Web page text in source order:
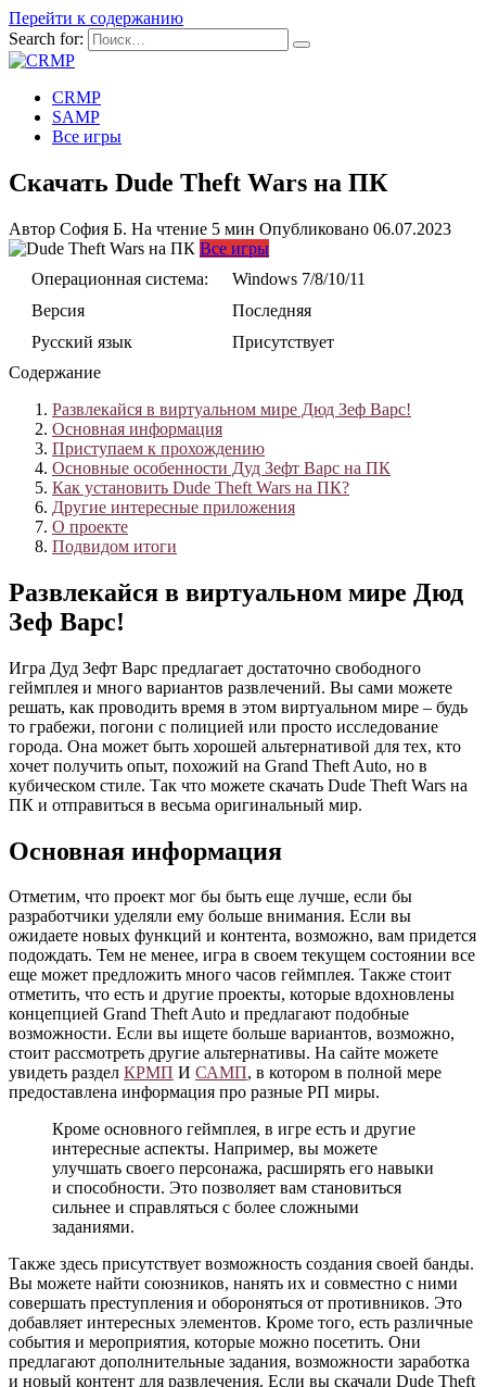
Перейти к содержанию
Search for:
CRMP
SAMP
Все игры
Скачать Dude Theft Wars на ПК
Автор София Б. На чтение 5 мин Опубликовано 06.07.2023
Все игры
Операционная система:
Windows 7/8/10/11
Версия
Последняя
Русский язык
Присутствует
Содержание
Развлекайся в виртуальном мире Дюд Зеф Варс!
Основная информация
Приступаем к прохождению
Основные особенности Дуд Зефт Варс на ПК
Как установить Dude Theft Wars на ПК?
Другие интересные приложения
О проекте
Подвидом итоги
Развлекайся в виртуальном мире Дюд
Зеф Варс!
Игра Дуд Зефт Варс предлагает достаточно свободного
геймплея и много вариантов развлечений. Вы сами можете
решать, как проводить время в этом виртуальном мире – будь
то грабежи, погони с полицией или просто исследование
города. Она может быть хорошей альтернативой для тех, кто
хочет получить опыт, похожий на Grand Theft Auto, но в
кубическом стиле. Так что можете скачать Dude Theft Wars на
ПК и отправиться в весьма оригинальный мир.
Основная информация
Отметим, что проект мог бы быть еще лучше, если бы
разработчики уделяли ему больше внимания. Если вы
ожидаете новых функций и контента, возможно, вам придется
подождать. Тем не менее, игра в своем текущем состоянии все
еще может предложить много часов геймплея. Также стоит
отметить, что есть и другие проекты, которые вдохновлены
концепцией Grand Theft Auto и предлагают подобные
возможности. Если вы ищете больше вариантов, возможно,
стоит рассмотреть другие альтернативы. На сайте можете
увидеть раздел КРМП И САМП, в котором в полной мере
предоставлена информация про разные РП миры.
Кроме основного геймплея, в игре есть и другие
интересные аспекты. Например, вы можете
улучшать своего персонажа, расширять его навыки
и способности. Это позволяет вам становиться
сильнее и справляться с более сложными
заданиями.
Также здесь присутствует возможность создания своей банды.
Вы можете найти союзников, нанять их и совместно с ними
совершать преступления и обороняться от противников. Это
добавляет интересных элементов. Кроме того, есть различные
события и мероприятия, которые можно посетить. Они
предлагают дополнительные задания, возможности заработка
и новый контент для развлечения. Если вы скачали Dude Theft